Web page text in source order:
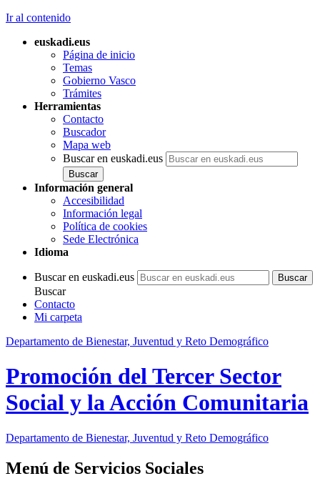
Ir al contenido
euskadi.eus
Página de inicio
Temas
Gobierno Vasco
Trámites
Herramientas
Contacto
Buscador
Mapa web
Buscar en euskadi.eus
Información general
Accesibilidad
Información legal
Política de cookies
Sede Electrónica
Idioma
Buscar en euskadi.eus
Buscar
Contacto
Mi carpeta
Departamento de Bienestar, Juventud y Reto Demográfico
Promoción del Tercer Sector
Social y la Acción Comunitaria
Departamento de Bienestar, Juventud y Reto Demográfico
Menú de Servicios Sociales